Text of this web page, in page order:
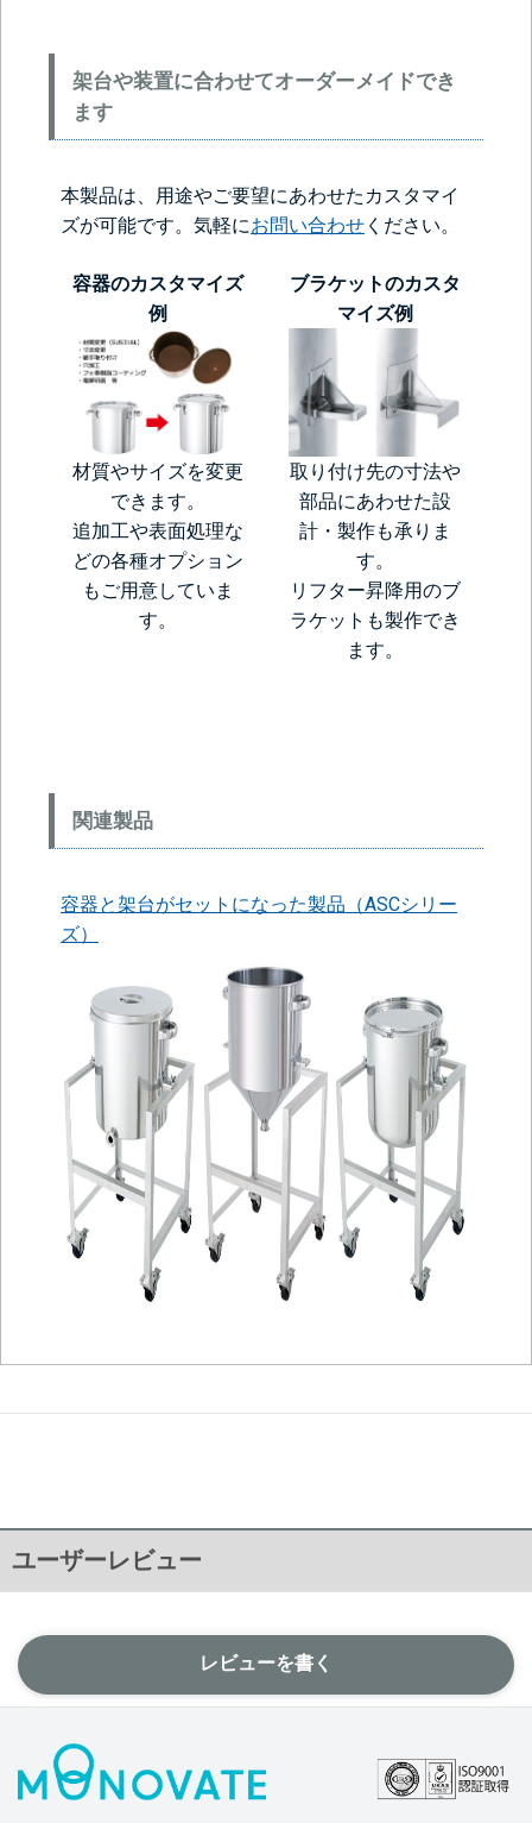
架台や装置に合わせてオーダーメイドでき
ます
本製品は、用途やご要望にあわせたカスタマイ
ズが可能です。気軽にお問い合わせ ください。
容器のカスタマイズ
例
材質やサイズを変更
できます。
追加工や表面処理な
どの各種オプション
もご用意していま
す。
ブラケットのカスタ
マイズ例
取り付け先の寸法や
部品にあわせた設
計・製作も承りま
す。
リフター昇降用のブ
ラケットも製作でき
ます。
関連製品
容器と架台がセットになった製品（ASCシリー
ズ）
ユーザーレビュー
レビューを書く